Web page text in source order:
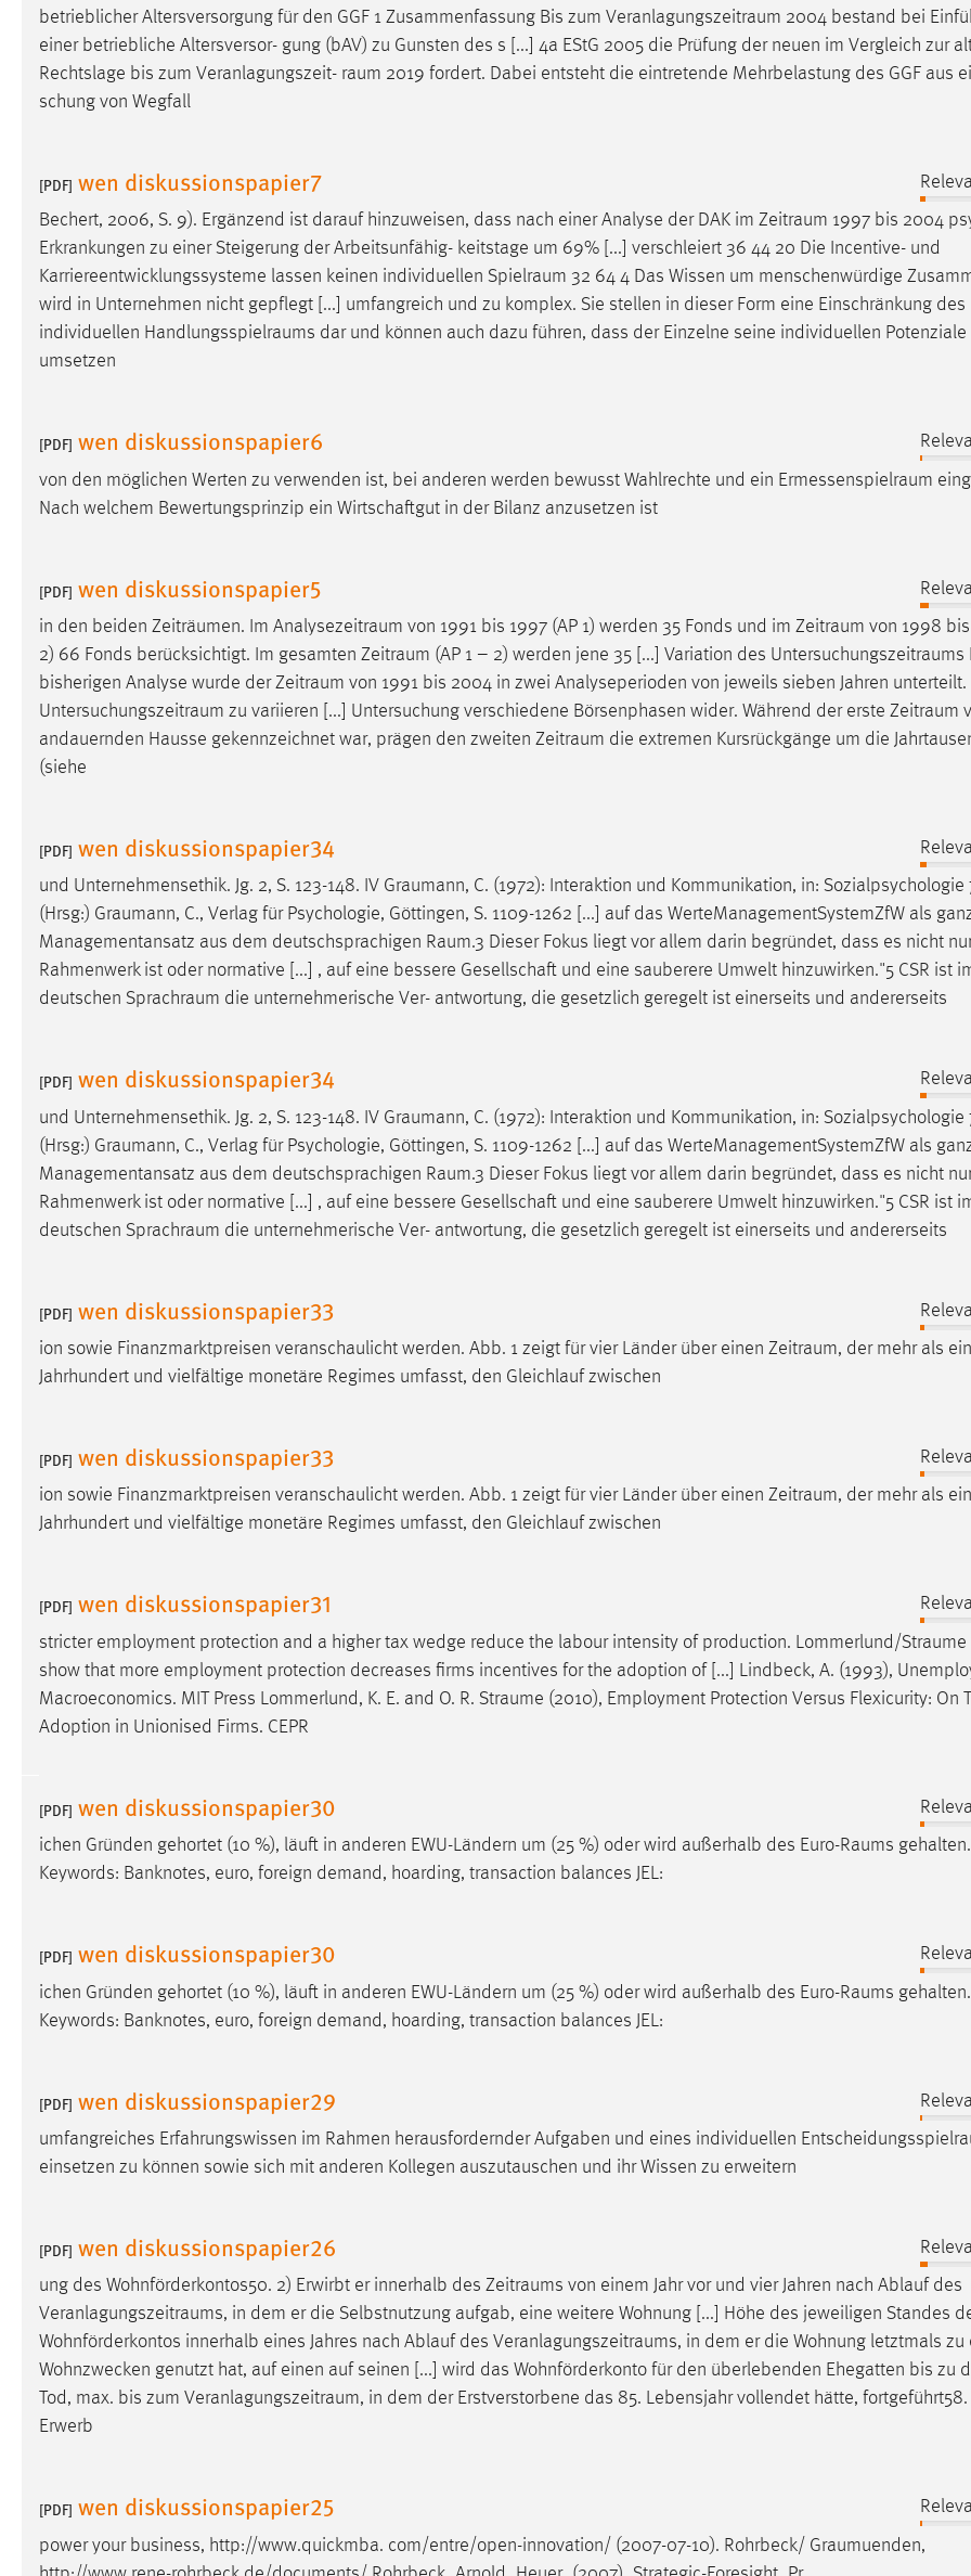
betrieblicher Altersversorgung für den GGF 1 Zusammenfassung Bis zum Veranlagungszeitraum 2004 bestand bei
einer betriebliche Altersversor- gung (bAV) zu Gunsten des s [...] 4a EStG 2005 die Prüfung der neuen im Vergleich zur
Rechtslage bis zum Veranlagungszeit- raum 2019 fordert. Dabei entsteht die eintretende Mehrbelastung des GGF aus
schung von Wegfall
[PDF] wen diskussionspapier7
Bechert, 2006, S. 9). Ergänzend ist darauf hinzuweisen, dass nach einer Analyse der DAK im Zeitraum 1997 bis 2004
Erkrankungen zu einer Steigerung der Arbeitsunfähig- keitstage um 69% [...] verschleiert 36 44 20 Die Incentive- und
Karriereentwicklungssysteme lassen keinen individuellen Spielraum 32 64 4 Das Wissen um menschenwürdige
wird in Unternehmen nicht gepflegt [...] umfangreich und zu komplex. Sie stellen in dieser Form eine Einschränkung des
individuellen Handlungsspielraums dar und können auch dazu führen, dass der Einzelne seine individuellen Potenziale
umsetzen
[PDF] wen diskussionspapier6
von den möglichen Werten zu verwenden ist, bei anderen werden bewusst Wahlrechte und ein Ermessenspielraum
Nach welchem Bewertungsprinzip ein Wirtschaftgut in der Bilanz anzusetzen ist
[PDF] wen diskussionspapier5
in den beiden Zeiträumen. Im Analysezeitraum von 1991 bis 1997 (AP 1) werden 35 Fonds und im Zeitraum von 1998
2) 66 Fonds berücksichtigt. Im gesamten Zeitraum (AP 1 – 2) werden jene 35 [...] Variation des Untersuchungszeitraums
bisherigen Analyse wurde derZeitraum von 1991 bis 2004 in zwei Analyseperioden von jeweils sieben Jahren unterteilt.
Untersuchungszeitraum zu variieren [...] Untersuchung verschiedene Börsenphasen wider. Während der erste Zeitraum
andauernden Hausse gekennzeichnet war, prägen den zweiten Zeitraum die extremen Kursrückgänge um die
(siehe
[PDF] wen diskussionspapier34
und Unternehmensethik. Jg. 2, S. 123-148. IV Graumann, C. (1972): Interaktion und Kommunikation, in: Sozialpsychologie
(Hrsg:) Graumann, C., Verlag für Psychologie, Göttingen, S. 1109-1262 [...] auf das WerteManagementSystemZfW als
Managementansatz aus dem deutschsprachigen Raum.3 Dieser Fokus liegt vor allem darin begründet, dass es nicht
Rahmenwerk ist oder normative [...] , auf eine bessere Gesellschaft und eine sauberere Umwelt hinzuwirken."5 CSR ist
deutschen Sprachraum die unternehmerische Ver- antwortung, die gesetzlich geregelt ist einerseits und andererseits
[PDF] wen diskussionspapier34
und Unternehmensethik. Jg. 2, S. 123-148. IV Graumann, C. (1972): Interaktion und Kommunikation, in: Sozialpsychologie
(Hrsg:) Graumann, C., Verlag für Psychologie, Göttingen, S. 1109-1262 [...] auf das WerteManagementSystemZfW als
Managementansatz aus dem deutschsprachigen Raum.3 Dieser Fokus liegt vor allem darin begründet, dass es nicht
Rahmenwerk ist oder normative [...] , auf eine bessere Gesellschaft und eine sauberere Umwelt hinzuwirken."5 CSR ist
deutschen Sprachraum die unternehmerische Ver- antwortung, die gesetzlich geregelt ist einerseits und andererseits
[PDF] wen diskussionspapier33
ion sowie Finanzmarktpreisen veranschaulicht werden. Abb. 1 zeigt für vier Länder über einen Zeitraum, der mehr als ein
Jahrhundert und vielfältige monetäre Regimes umfasst, den Gleichlauf zwischen
[PDF] wen diskussionspapier33
ion sowie Finanzmarktpreisen veranschaulicht werden. Abb. 1 zeigt für vier Länder über einen Zeitraum, der mehr als ein
Jahrhundert und vielfältige monetäre Regimes umfasst, den Gleichlauf zwischen
[PDF] wen diskussionspapier31
stricter employment protection and a higher tax wedge reduce the labour intensity of production. Lommerlund/Straume
show that more employment protection decreases firms incentives for the adoption of [...] Lindbeck, A. (1993),
Macroeconomics. MIT Press Lommerlund, K. E. and O. R. Straume (2010), Employment Protection Versus Flexicurity: On
Adoption in Unionised Firms. CEPR
[PDF] wen diskussionspapier30
ichen Gründen gehortet (10 %), läuft in anderen EWU-Ländern um (25 %) oder wird außerhalb des Euro-Raums gehalten.
Keywords: Banknotes, euro, foreign demand, hoarding, transaction balances JEL:
[PDF] wen diskussionspapier30
ichen Gründen gehortet (10 %), läuft in anderen EWU-Ländern um (25 %) oder wird außerhalb des Euro-Raums gehalten.
Keywords: Banknotes, euro, foreign demand, hoarding, transaction balances JEL:
[PDF] wen diskussionspapier29
umfangreiches Erfahrungswissen im Rahmen herausfordernder Aufgaben und eines individuellen
einsetzen zu können sowie sich mit anderen Kollegen auszutauschen und ihr Wissen zu erweitern
[PDF] wen diskussionspapier26
ung des Wohnförderkontos50. 2) Erwirbt er innerhalb des Zeitraums von einem Jahr vor und vier Jahren nach Ablauf des
Veranlagungszeitraums, in dem er die Selbstnutzung aufgab, eine weitere Wohnung [...] Höhe des jeweiligen Standes
Wohnförderkontos innerhalb eines Jahres nach Ablauf des Veranlagungszeitraums, in dem er die Wohnung letztmals zu
Wohnzwecken genutzt hat, auf einen auf seinen [...] wird das Wohnförderkonto für den überlebenden Ehegatten bis zu
Tod, max. bis zum Veranlagungszeitraum, in dem der Erstverstorbene das 85. Lebensjahr vollendet hätte, fortgeführt58.
Erwerb
[PDF] wen diskussionspapier25
power your business, http://www.quickmba. com/entre/open-innovation/ (2007-07-10). Rohrbeck/ Graumuenden,
Name:
MibewSessionID, MIBEW_UserID,
mibew_locale, mibew-chat-frame-style-
5e9dbeb1811c0446
Zweck:
Wird benötigt um die Chatfunktion
Cookie Laufzeit:
MibewSessionID, mibew-chat-frame-
style-5e9dbeb1811c0446 =
Sitzungslaufzeit, mibew_locale = 3
Jahre, MIBEW_UserID = 1 Jahr
Login
Cookie Laufzeit: 24 Stunden
Diese Informationen helfen uns zu verstehen, wie
unsere Besucher unsere Website nutzen.
Matomo
Name: _pk_ref, _pk_cvar, _pk_id, _pk_ses
Zweck:
MARKETING
Marketing Cookies werden von Drittanbietern
verwendet, um personalisierte Werbung anzuzeigen.
Sie tun dies, indem sie Besucher über Websites
hinweg verfolgen.
Anbieter: Google Ireland Limited
Zweck: Conversion-Tracking
Cookie Laufzeit: 3 Monate
Anbieter: Facebook
Cookie Laufzeit: 3 Monate
Plattformen anzeigen zu können, werden von diesen
YouTube